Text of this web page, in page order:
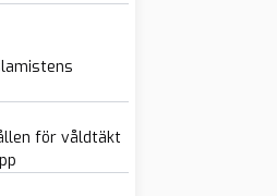
för våldtäkt